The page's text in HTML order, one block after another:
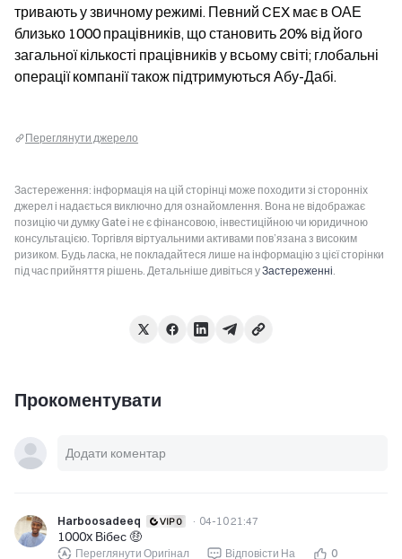
тривають у звичному режимі. Певний CEX має в ОАЕ
близько 1000 працівників, що становить 20% від його
загальної кількості працівників у всьому світі; глобальні
операції компанії також підтримуються Абу-Дабі.
Переглянути джерело
Застереження: інформація на цій сторінці може походити зі сторонніх
джерел і надається виключно для ознайомлення. Вона не відображає
позицію чи думку Gate і не є фінансовою, інвестиційною чи юридичною
консультацією. Торгівля віртуальними активами пов’язана з високим
ризиком. Будь ласка, не покладайтеся лише на інформацію з цієї сторінки
під час прийняття рішень. Детальніше дивіться уЗастереженні.
Прокоментувати
Harboosadeeq · 04-10 21:47
1000x Вібес 🤑
Переглянути Оригінал Відповісти На 0